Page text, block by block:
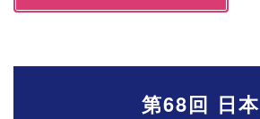
第68回 日本